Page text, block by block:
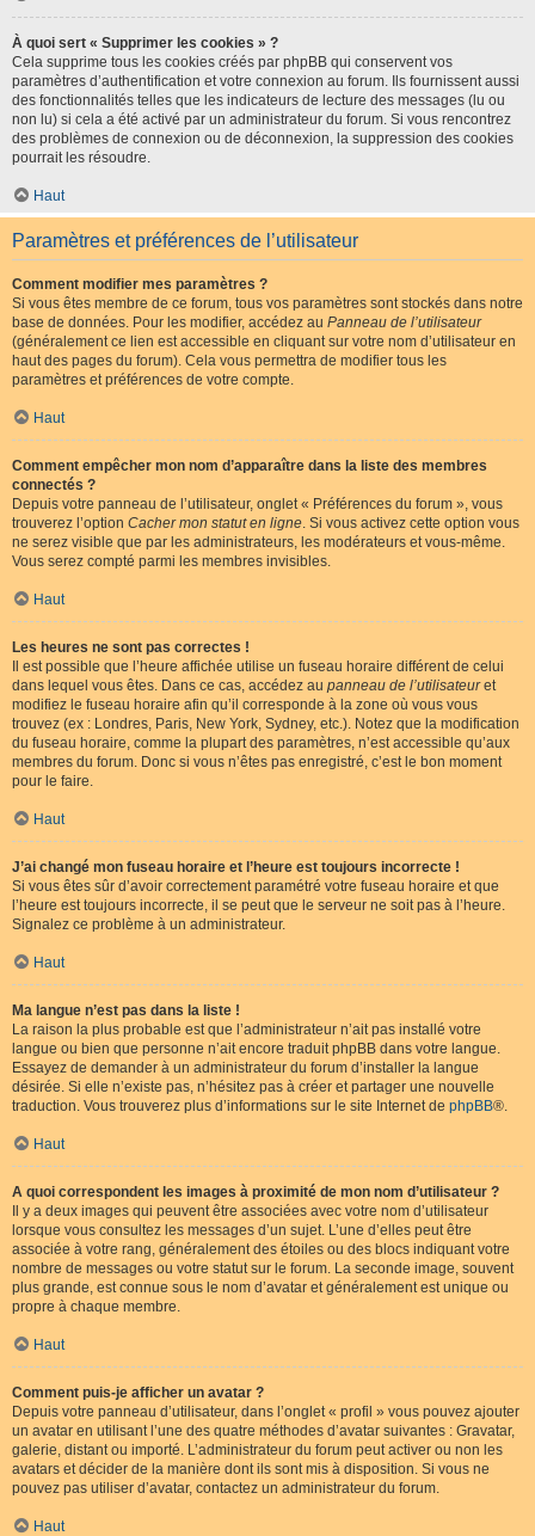
À quoi sert « Supprimer les cookies » ?
Cela supprime tous les cookies créés par phpBB qui conservent vos
paramètres d’authentification et votre connexion au forum. Ils fournissent aussi
des fonctionnalités telles que les indicateurs de lecture des messages (lu ou
non lu) si cela a été activé par un administrateur du forum. Si vous rencontrez
des problèmes de connexion ou de déconnexion, la suppression des cookies
pourrait les résoudre.
Haut
Paramètres et préférences de l’utilisateur
Comment modifier mes paramètres ?
Si vous êtes membre de ce forum, tous vos paramètres sont stockés dans notre
base de données. Pour les modifier, accédez au Panneau de l’utilisateur
(généralement ce lien est accessible en cliquant sur votre nom d’utilisateur en
haut des pages du forum). Cela vous permettra de modifier tous les
paramètres et préférences de votre compte.
Haut
Comment empêcher mon nom d’apparaître dans la liste des membres
connectés ?
Depuis votre panneau de l’utilisateur, onglet « Préférences du forum », vous
trouverez l’option Cacher mon statut en ligne. Si vous activez cette option vous
ne serez visible que par les administrateurs, les modérateurs et vous-même.
Vous serez compté parmi les membres invisibles.
Haut
Les heures ne sont pas correctes !
Il est possible que l’heure affichée utilise un fuseau horaire différent de celui
dans lequel vous êtes. Dans ce cas, accédez au panneau de l’utilisateuret
modifiez le fuseau horaire afin qu’il corresponde à la zone où vous vous
trouvez (ex : Londres, Paris, New York, Sydney, etc.). Notez que la modification
du fuseau horaire, comme la plupart des paramètres, n’est accessible qu’aux
membres du forum. Donc si vous n’êtes pas enregistré, c’est le bon moment
pour le faire.
Haut
J’ai changé mon fuseau horaire et l’heure est toujours incorrecte !
Si vous êtes sûr d’avoir correctement paramétré votre fuseau horaire et que
l’heure est toujours incorrecte, il se peut que le serveur ne soit pas à l’heure.
Signalez ce problème à un administrateur.
Haut
Ma langue n’est pas dans la liste !
La raison la plus probable est que l’administrateur n’ait pas installé votre
langue ou bien que personne n’ait encore traduit phpBB dans votre langue.
Essayez de demander à un administrateur du forum d’installer la langue
désirée. Si elle n’existe pas, n’hésitez pas à créer et partager une nouvelle
traduction. Vous trouverez plus d’informations sur le site Internet de phpBB®.
Haut
A quoi correspondent les images à proximité de mon nom d’utilisateur ?
Il y a deux images qui peuvent être associées avec votre nom d’utilisateur
lorsque vous consultez les messages d’un sujet. L’une d’elles peut être
associée à votre rang, généralement des étoiles ou des blocs indiquant votre
nombre de messages ou votre statut sur le forum. La seconde image, souvent
plus grande, est connue sous le nom d’avatar et généralement est unique ou
propre à chaque membre.
Haut
Comment puis-je afficher un avatar ?
Depuis votre panneau d’utilisateur, dans l’onglet « profil » vous pouvez ajouter
un avatar en utilisant l’une des quatre méthodes d’avatar suivantes : Gravatar,
galerie, distant ou importé. L’administrateur du forum peut activer ou non les
avatars et décider de la manière dont ils sont mis à disposition. Si vous ne
pouvez pas utiliser d’avatar, contactez un administrateur du forum.
Haut